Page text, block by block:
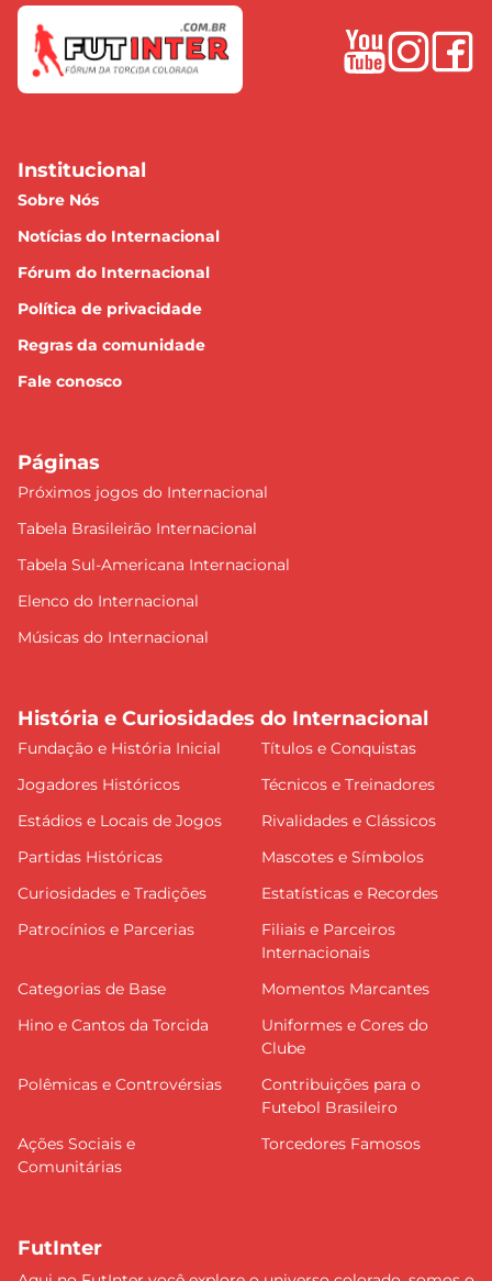
Institucional
Sobre Nós
Notícias do Internacional
Fórum do Internacional
Política de privacidade
Regras da comunidade
Fale conosco
Páginas
Próximos jogos do Internacional
Tabela Brasileirão Internacional
Tabela Sul-Americana Internacional
Elenco do Internacional
Músicas do Internacional
História e Curiosidades do Internacional
Fundação e História Inicial
Títulos e Conquistas
Jogadores Históricos
Técnicos e Treinadores
Estádios e Locais de Jogos
Rivalidades e Clássicos
Partidas Históricas
Mascotes e Símbolos
Curiosidades e Tradições
Estatísticas e Recordes
Patrocínios e Parcerias
Filiais e Parceiros
Internacionais
Categorias de Base
Momentos Marcantes
Hino e Cantos da Torcida
Uniformes e Cores do
Clube
Polêmicas e Controvérsias
Contribuições para o
Futebol Brasileiro
Ações Sociais e
Comunitárias
Torcedores Famosos
FutInter